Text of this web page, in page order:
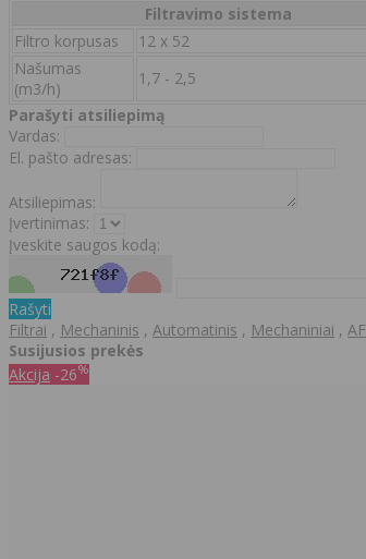
Filtravimo sistema
Filtro korpusas
12 x 52
Našumas
(m3/h)
1,7 - 2,5
Parašyti atsiliepimą
Vardas:
El. pašto adresas:
Atsiliepimas:
Įvertinimas:
Įveskite saugos kodą:
Rašyti
Filtrai , Mechaninis , Automatinis , Mechaniniai ,
Susijusios prekės
Akcija -26%